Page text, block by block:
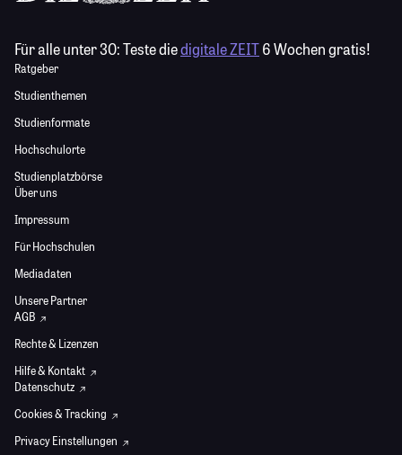
Für alle unter 30:Teste diedigitale ZEIT6 Wochen gratis!
Ratgeber
Studienthemen
Studienformate
Hochschulorte
Studienplatzbörse
Über uns
Impressum
Für Hochschulen
Mediadaten
Unsere Partner
AGB
Rechte & Lizenzen
Hilfe & Kontakt
Datenschutz
Cookies & Tracking
Privacy Einstellungen